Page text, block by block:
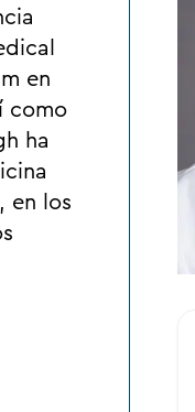
en
como
ha
en los